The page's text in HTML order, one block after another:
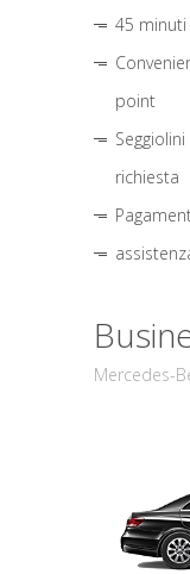
45
point
richiesta
Mercedes-